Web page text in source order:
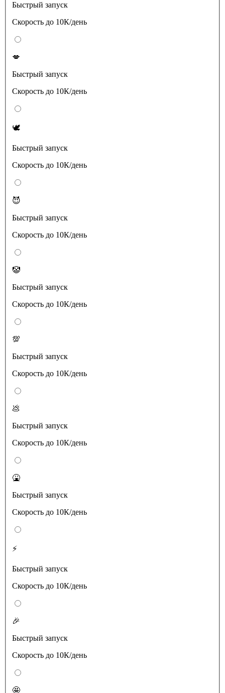
Быстрый запуск
Скорость до 10К/день
💋
Быстрый запуск
Скорость до 10К/день
🕊
Быстрый запуск
Скорость до 10К/день
😈
Быстрый запуск
Скорость до 10К/день
🤡
Быстрый запуск
Скорость до 10К/день
💯
Быстрый запуск
Скорость до 10К/день
💩
Быстрый запуск
Скорость до 10К/день
🤮
Быстрый запуск
Скорость до 10К/день
⚡️
Быстрый запуск
Скорость до 10К/день
🎉
Быстрый запуск
Скорость до 10К/день
🤩